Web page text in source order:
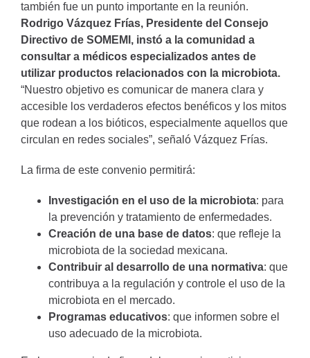
también fue un punto importante en la reunión.
Rodrigo Vázquez Frías, Presidente del Consejo
Directivo de SOMEMI, instó a la comunidad a
consultar a médicos especializados antes de
utilizar productos relacionados con la microbiota.
“Nuestro objetivo es comunicar de manera clara y
accesible los verdaderos efectos benéficos y los mitos
que rodean a los bióticos, especialmente aquellos que
circulan en redes sociales”, señaló Vázquez Frías.
La firma de este convenio permitirá:
Investigación en el uso de la microbiota: para
la prevención y tratamiento de enfermedades.
Creación de una base de datos: que refleje la
microbiota de la sociedad mexicana.
Contribuir al desarrollo de una normativa: que
contribuya a la regulación y controle el uso de la
microbiota en el mercado.
Programas educativos: que informen sobre el
uso adecuado de la microbiota.